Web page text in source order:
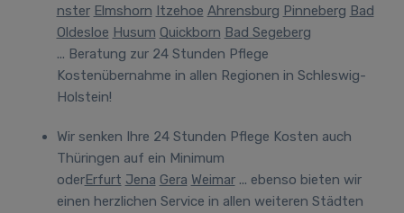
nster Elmshorn Itzehoe Ahrensburg Pinneberg Bad
Oldesloe Husum Quickborn Bad Segeberg
... Beratung zur 24 Stunden Pflege
Kostenübernahme in allen Regionen in Schleswig-
Holstein!
Wir senken Ihre 24 Stunden Pflege Kosten auch
Thüringen auf ein Minimum
oderErfurt Jena Gera Weimar... ebenso bieten wir
einen herzlichen Service in allen weiteren Städten